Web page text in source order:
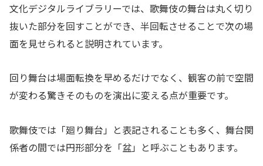
文化デジタルライブラリーでは、歌舞伎の舞台は丸く切り
抜いた部分を回すことができ、半回転させることで次の場
面を見せられると説明されています。
回り舞台は場面転換を早めるだけでなく、観客の前で空間
が変わる驚きそのものを演出に変える点が重要です。
歌舞伎では「廻り舞台」と表記されることも多く、舞台関
係者の間では円形部分を「盆」と呼ぶこともあります。